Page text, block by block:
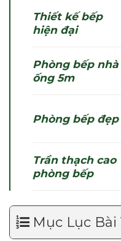
Thiết kế bếp
hiện đại
Phòng bếp nhà
ống 5m
Phòng bếp đẹp
Trần thạch cao
phòng bếp
Mục Lục Bài